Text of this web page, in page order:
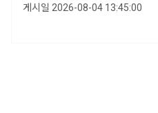
게시일 2026-08-04 13:45:00